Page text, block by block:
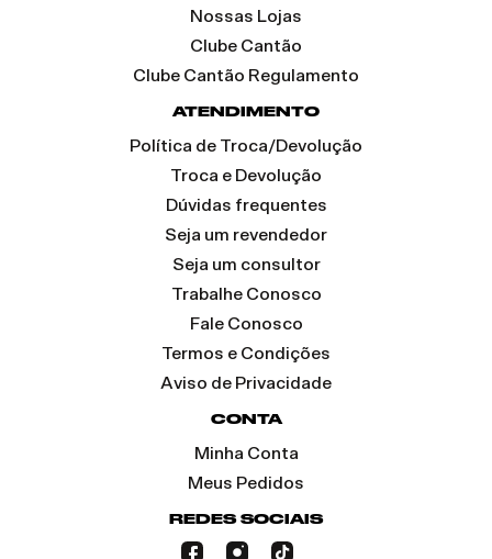
Nossas Lojas
Clube Cantão
Clube Cantão Regulamento
ATENDIMENTO
Política de Troca/Devolução
Troca e Devolução
Dúvidas frequentes
Seja um revendedor
Seja um consultor
Trabalhe Conosco
Fale Conosco
Termos e Condições
Aviso de Privacidade
CONTA
Minha Conta
Meus Pedidos
REDES SOCIAIS